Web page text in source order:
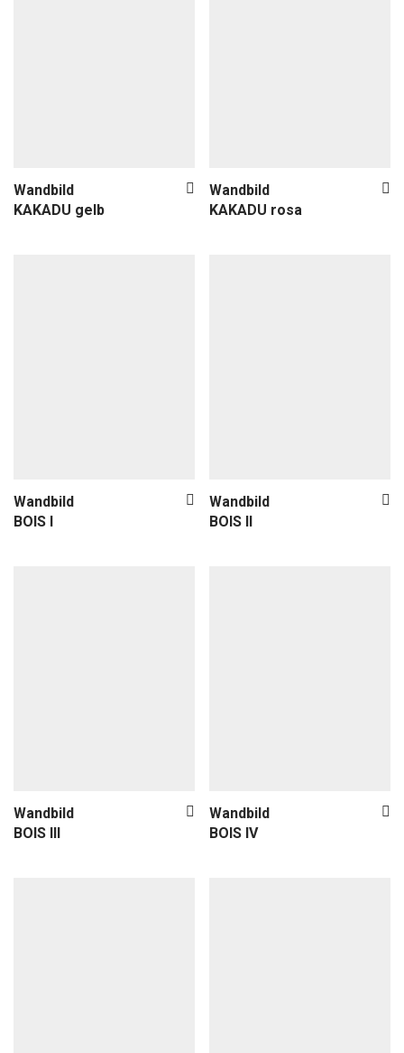
Wandbild
KAKADU gelb
Wandbild
KAKADU rosa
Wandbild
BOIS I
Wandbild
BOIS II
Wandbild
BOIS III
Wandbild
BOIS IV